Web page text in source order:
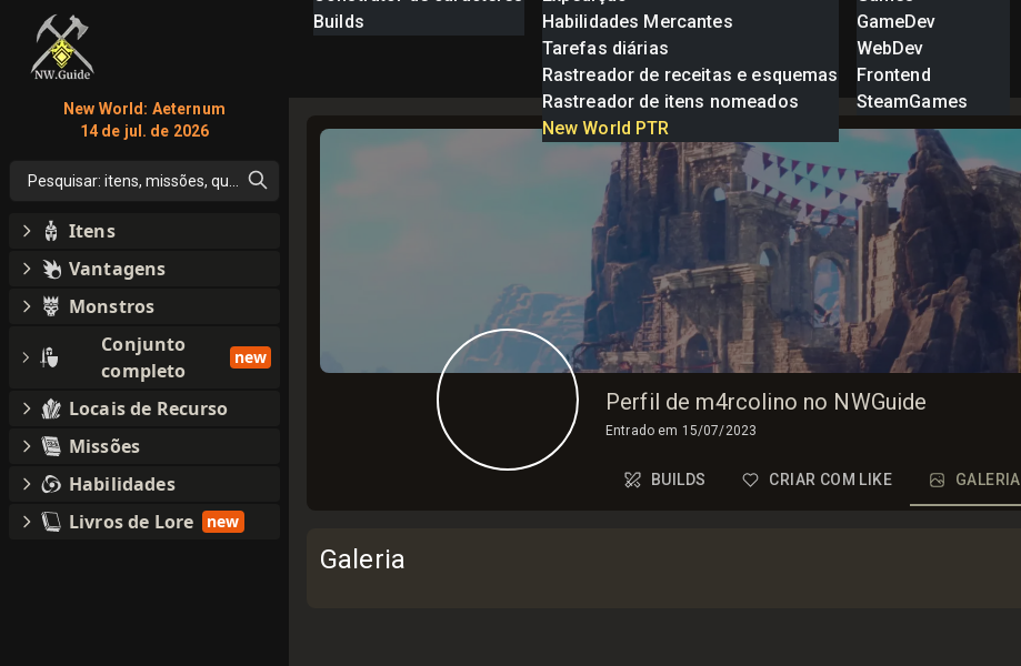
Builds
Habilidades Mercantes
Tarefas diárias
Rastreador de receitas e esquemas
Rastreador de itens nomeados
New World PTR
GameDev
WebDev
Frontend
SteamGames
Perfil de m4rcolino no NWGuide
Entrado em 15/07/2023
BUILDS CRIAR COM LIKE GALERIA
Galeria
New World: Aeternum
14 de jul. de 2026
Pesquisar: itens, missões, qualquer coisa
Itens
Vantagens
Monstros
Conjunto
completo
new
Locais de Recurso
Missões
Habilidades
Livros de Lore
new